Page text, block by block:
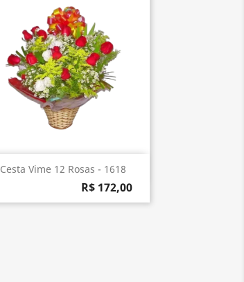
Cesta Vime 12 Rosas - 1618
R$ 172,00
Visualização rápida